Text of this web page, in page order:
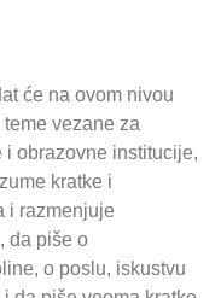
će na ovom nivou
vezane za
i obrazovne institucije,
kratke i
i razmenjuje
da piše o
o poslu, iskustvu